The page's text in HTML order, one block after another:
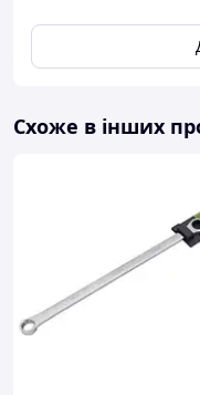
Схоже в інших